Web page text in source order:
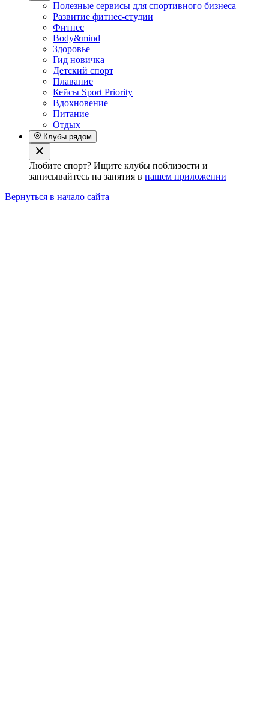
Полезные сервисы для спортивного бизнеса
Развитие фитнес-студии
Фитнес
Body&mind
Здоровье
Гид новичка
Детский спорт
Плавание
Кейсы Sport Priority
Вдохновение
Питание
Отдых
Клубы рядом
Любите спорт? Ищите клубы поблизости и
записывайтесь на занятия в нашем приложении
Вернуться в начало сайта